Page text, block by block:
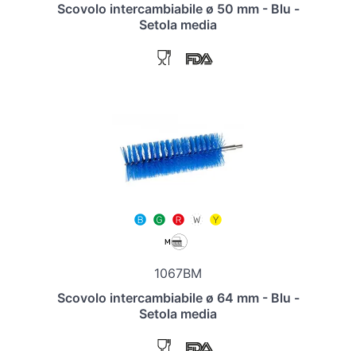
Scovolo intercambiabile ø 50 mm - Blu -
Setola media
1067BM
Scovolo intercambiabile ø 64 mm - Blu -
Setola media